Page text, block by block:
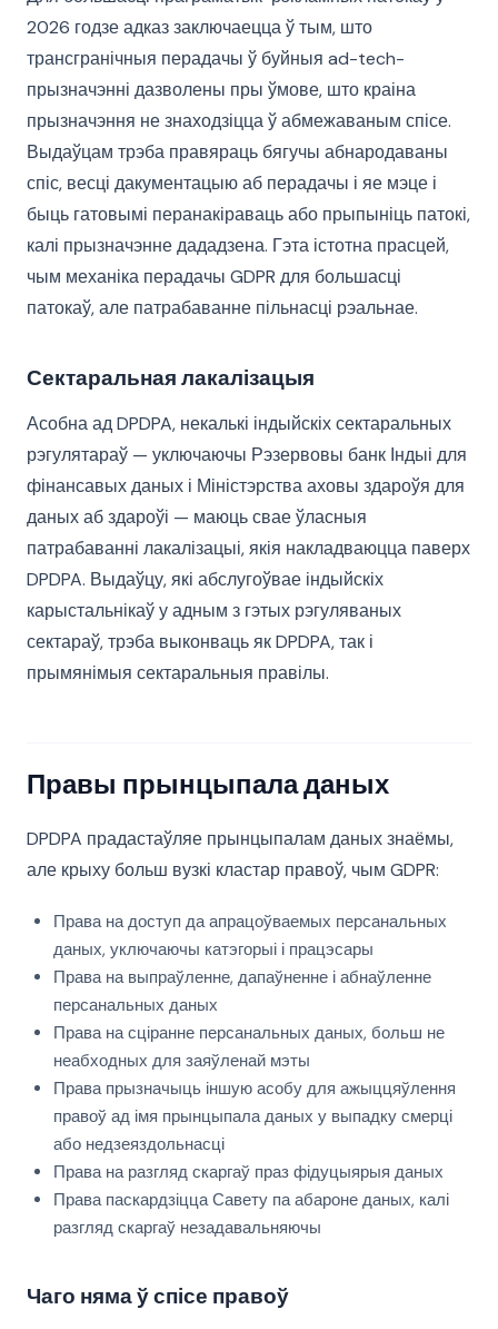
2026 годзе адказ заключаецца ў тым, што
трансгранічныя перадачы ў буйныя ad-tech-
прызначэнні дазволены пры ўмове, што краіна
прызначэння не знаходзіцца ў абмежаваным спісе.
Выдаўцам трэба правяраць бягучы абнародаваны
спіс, весці дакументацыю аб перадачы і яе мэце і
быць гатовымі перанакіраваць або прыпыніць патокі,
калі прызначэнне дададзена. Гэта істотна прасцей,
чым механіка перадачы GDPR для большасці
патокаў, але патрабаванне пільнасці рэальнае.
Сектаральная лакалізацыя
Асобна ад DPDPA, некалькі індыйскіх сектаральных
рэгулятараў — уключаючы Рэзервовы банк Індыі для
фінансавых даных і Міністэрства аховы здароўя для
даных аб здароўі — маюць свае ўласныя
патрабаванні лакалізацыі, якія накладваюцца паверх
DPDPA. Выдаўцу, які абслугоўвае індыйскіх
карыстальнікаў у адным з гэтых рэгуляваных
сектараў, трэба выконваць як DPDPA, так і
прымянімыя сектаральныя правілы.
Правы прынцыпала даных
DPDPA прадастаўляе прынцыпалам даных знаёмы,
але крыху больш вузкі кластар правоў, чым GDPR:
Права на доступ да апрацоўваемых персанальных
даных, уключаючы катэгорыі і працэсары
Права на выпраўленне, дапаўненне і абнаўленне
персанальных даных
Права на сціранне персанальных даных, больш не
неабходных для заяўленай мэты
Права прызначыць іншую асобу для ажыццяўлення
правоў ад імя прынцыпала даных у выпадку смерці
або недзеяздольнасці
Права на разгляд скаргаў праз фідуцыярыя даных
Права паскардзіцца Савету па абароне даных, калі
разгляд скаргаў незадавальняючы
Чаго няма ў спісе правоў